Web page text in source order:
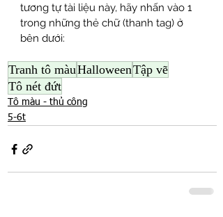
tương tự tài liệu này, hãy nhấn vào 1
trong những thẻ chữ (thanh tag) ở
bên dưới:
Tranh tô màuHalloweenTập vẽ
Tô nét đứt
Tô màu - thủ công
5-6t